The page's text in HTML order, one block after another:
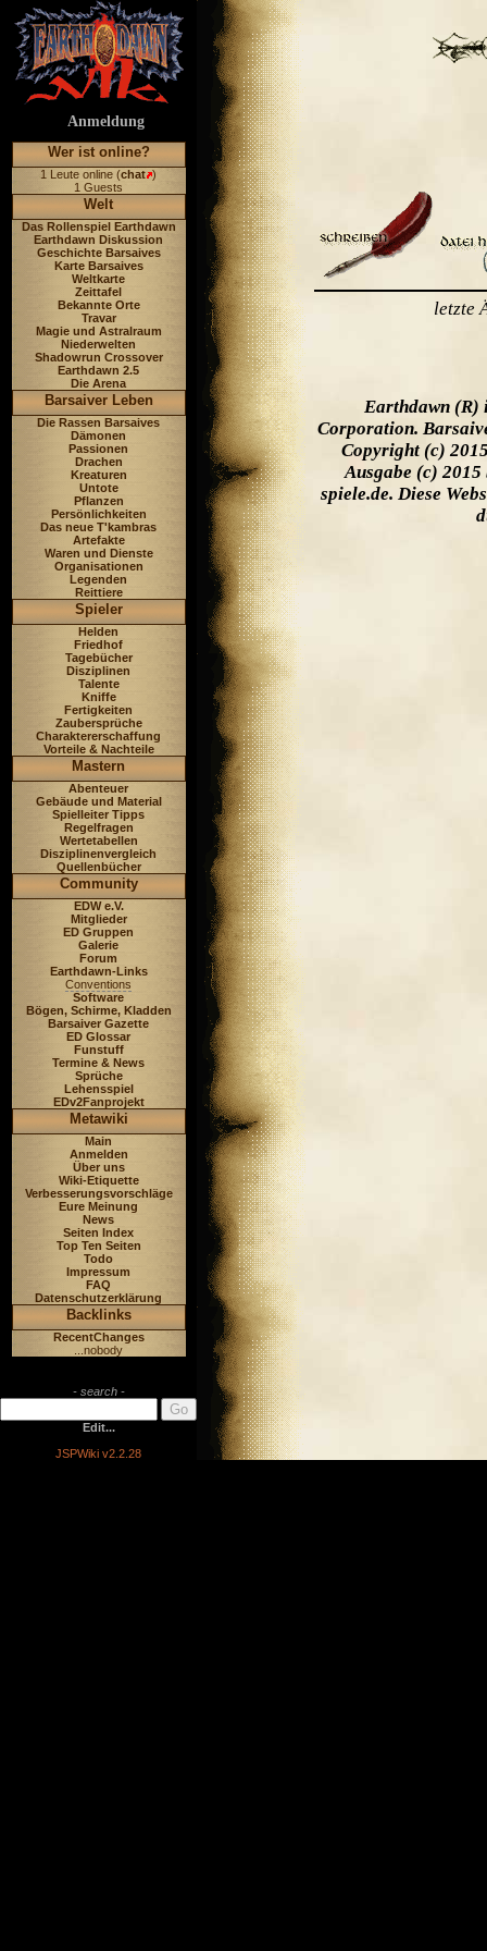
Anmeldung
Wer ist online?
1 Leute online (chat )
1 Guests
Welt
Das Rollenspiel Earthdawn
Earthdawn Diskussion
Geschichte Barsaives
Karte Barsaives
Weltkarte
Zeittafel
Bekannte Orte
Travar
Magie und Astralraum
Niederwelten
Shadowrun Crossover
Earthdawn 2.5
Die Arena
Barsaiver Leben
Die Rassen Barsaives
Dämonen
Passionen
Drachen
Kreaturen
Untote
Pflanzen
Persönlichkeiten
Das neue T'kambras
Artefakte
Waren und Dienste
Organisationen
Legenden
Reittiere
Spieler
Helden
Friedhof
Tagebücher
Disziplinen
Talente
Kniffe
Fertigkeiten
Zaubersprüche
Charaktererschaffung
Vorteile & Nachteile
Mastern
Abenteuer
Gebäude und Material
Spielleiter Tipps
Regelfragen
Wertetabellen
Disziplinenvergleich
Quellenbücher
Community
EDW e.V.
Mitglieder
ED Gruppen
Galerie
Forum
Earthdawn-Links
Conventions
Software
Bögen, Schirme, Kladden
Barsaiver Gazette
ED Glossar
Funstuff
Termine & News
Sprüche
Lehensspiel
EDv2Fanprojekt
Metawiki
Main
Anmelden
Über uns
Wiki-Etiquette
Verbesserungsvorschläge
Eure Meinung
News
Seiten Index
Top Ten Seiten
Todo
Impressum
FAQ
Datenschutzerklärung
Backlinks
RecentChanges
...nobody
- search -
Edit...
JSPWiki v2.2.28
letzte
Earthdawn (R)
Corporation.
Copyright (c)
Ausgabe (c) 2015
spiele.de. Diese